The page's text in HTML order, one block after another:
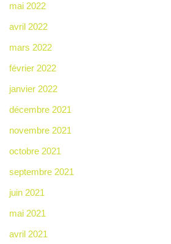
mai 2022
avril 2022
mars 2022
février 2022
janvier 2022
décembre 2021
novembre 2021
octobre 2021
septembre 2021
juin 2021
mai 2021
avril 2021